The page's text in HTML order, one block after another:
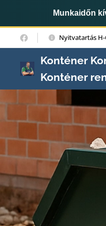
Munkaidőn
Nyitvatartás H-
Konténer